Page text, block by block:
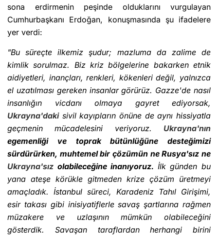
sona erdirmenin peşinde olduklarını vurgulayan
Cumhurbaşkanı Erdoğan, konuşmasında şu ifadelere
yer verdi:
"Bu süreçte ilkemiz şudur; mazluma da zalime de
kimlik sorulmaz. Biz kriz bölgelerine bakarken etnik
aidiyetleri, inançları, renkleri, kökenleri değil, yalnızca
el uzatılması gereken insanlar görürüz. Gazze'de nasıl
insanlığın vicdanı olmaya gayret ediyorsak,
Ukrayna'dakisivil kayıpların önüne de aynı hissiyatla
geçmenin mücadelesini veriyoruz. Ukrayna'nın
egemenliği ve toprak bütünlüğüne desteğimizi
sürdürürken, muhtemel bir çözümün ne Rusya'sız ne
Ukrayna'sız olabileceğine inanıyoruz. İlk günden bu
yana ateşe körükle gitmeden krize çözüm üretmeyi
amaçladık. İstanbul süreci, Karadeniz Tahıl Girişimi,
esir takası gibi inisiyatiflerle savaş şartlarına rağmen
müzakere ve uzlaşının mümkün olabileceğini
gösterdik. Savaşan taraflardan herhangi birini